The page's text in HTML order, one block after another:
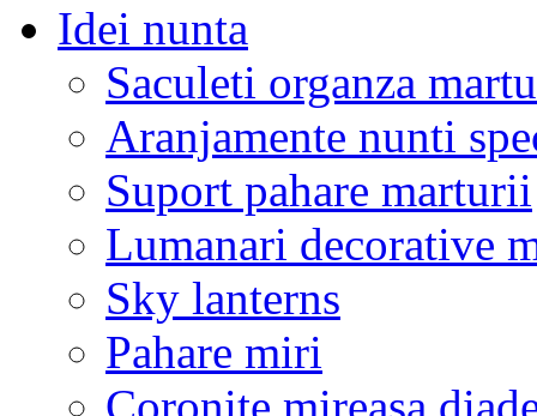
Idei nunta
Saculeti organza
Aranjamente nunti
Suport pahare marturii
Lumanari decorative
Sky lanterns
Pahare miri
Coronite mireasa